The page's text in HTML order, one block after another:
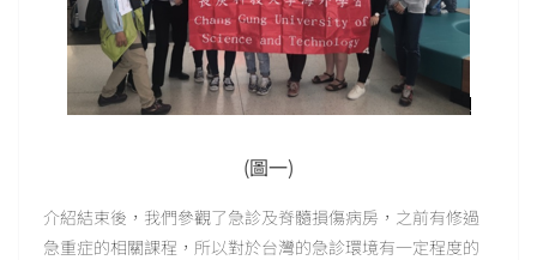
(圖一)
介紹結束後，我們參觀了急診及脊髓損傷病房，之前有修過
急重症的相關課程，所以對於台灣的急診環境有一定程度的